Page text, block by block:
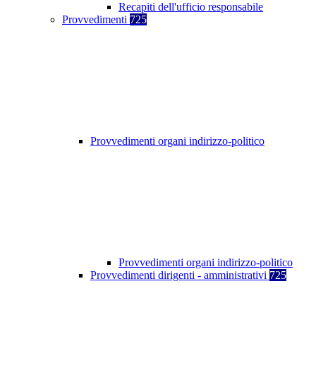
Recapiti dell'ufficio responsabile
Provvedimenti 725
Provvedimenti organi indirizzo-politico
Provvedimenti organi indirizzo-politico
Provvedimenti dirigenti - amministrativi 725